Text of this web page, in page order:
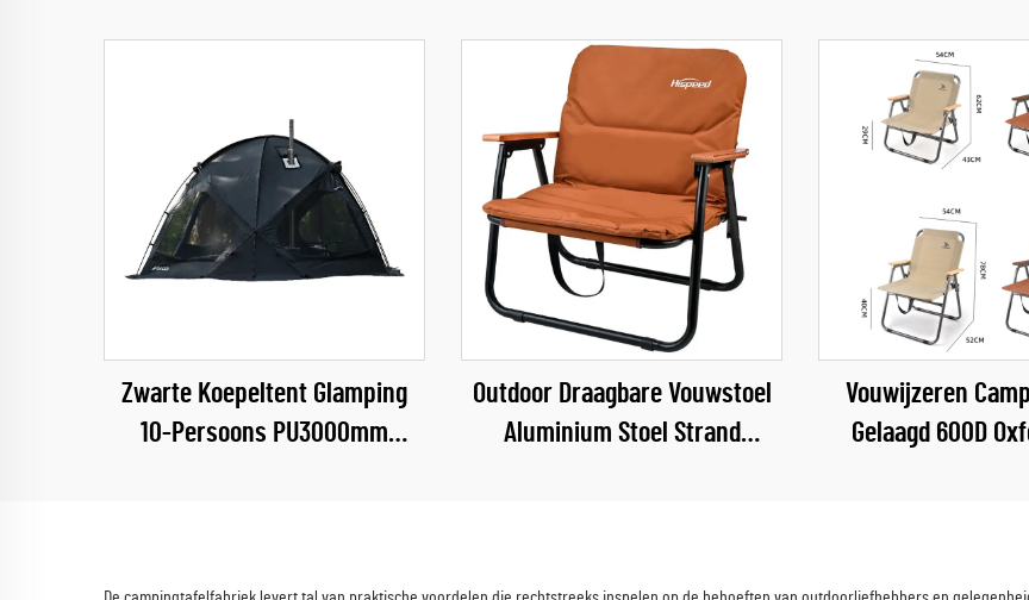
Zwarte Koepeltent Glamping
10-Persoons PU3000mm
Outdoor Draagbare Vouwstoel
Aluminium Stoel Strand
Vouwijzeren
Gelaagd 600D